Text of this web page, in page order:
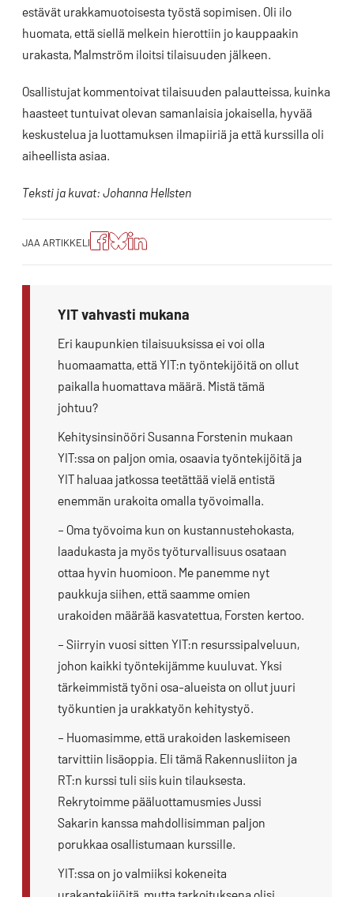
estävät urakkamuotoisesta työstä sopimisen. Oli ilo
huomata, että siellä melkein hierottiin jo kauppaakin
urakasta, Malmström iloitsi tilaisuuden jälkeen.
Osallistujat kommentoivat tilaisuuden palautteissa, kuinka
haasteet tuntuivat olevan samanlaisia jokaisella, hyvää
keskustelua ja luottamuksen ilmapiiriä ja että kurssilla oli
aiheellista asiaa.
Teksti ja kuvat: Johanna Hellsten
JAA ARTIKKELI
Jaa
artikkeli
Facebookissa
Jaa
artikkeli
Blueskyssa
Jako:
Jaa
artikkeli
YIT vahvasti mukana
Eri kaupunkien tilaisuuksissa ei voi olla
huomaamatta, että YIT:n työntekijöitä on ollut
paikalla huomattava määrä. Mistä tämä
johtuu?
Kehitysinsinööri Susanna Forstenin mukaan
YIT:ssa on paljon omia, osaavia työntekijöitä ja
YIT haluaa jatkossa teetättää vielä entistä
enemmän urakoita omalla työvoimalla.
– Oma työvoima kun on kustannustehokasta,
laadukasta ja myös työturvallisuus osataan
ottaa hyvin huomioon. Me panemme nyt
paukkuja siihen, että saamme omien
urakoiden määrää kasvatettua, Forsten kertoo.
– Siirryin vuosi sitten YIT:n resurssipalveluun,
johon kaikki työntekijämme kuuluvat. Yksi
tärkeimmistä työni osa-alueista on ollut juuri
työkuntien ja urakkatyön kehitystyö.
– Huomasimme, että urakoiden laskemiseen
tarvittiin lisäoppia. Eli tämä Rakennusliiton ja
RT:n kurssi tuli siis kuin tilauksesta.
Rekrytoimme pääluottamusmies Jussi
Sakarin kanssa mahdollisimman paljon
porukkaa osallistumaan kurssille.
YIT:ssa on jo valmiiksi kokeneita